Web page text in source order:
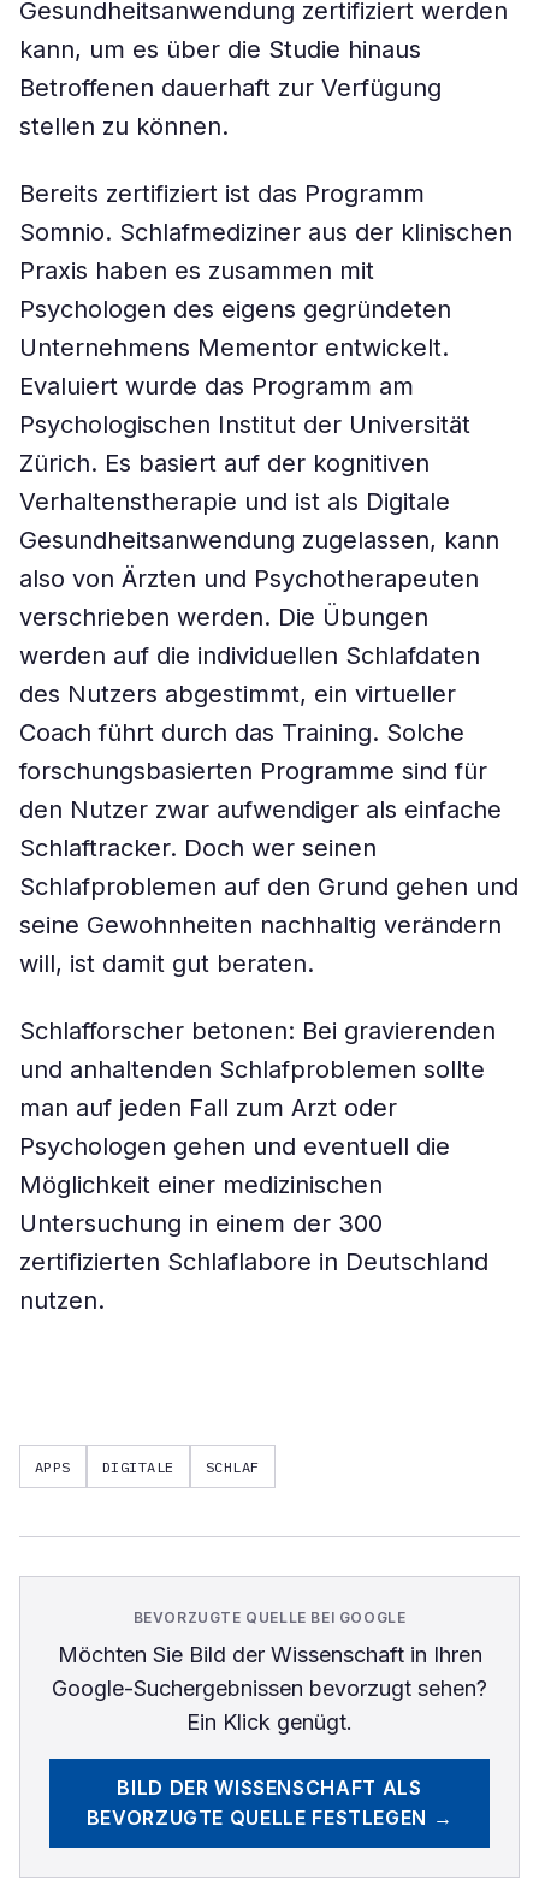
Gesundheitsanwendung zertifiziert werden
kann, um es über die Studie hinaus
Betroffenen dauerhaft zur Verfügung
stellen zu können.
Bereits zertifiziert ist das Programm
Somnio. Schlafmediziner aus der klinischen
Praxis haben es zusammen mit
Psychologen des eigens gegründeten
Unternehmens Mementor entwickelt.
Evaluiert wurde das Programm am
Psychologischen Institut der Universität
Zürich. Es basiert auf der kognitiven
Verhaltenstherapie und ist als Digitale
Gesundheitsanwendung zugelassen, kann
also von Ärzten und Psychotherapeuten
verschrieben werden. Die Übungen
werden auf die individuellen Schlafdaten
des Nutzers abgestimmt, ein virtueller
Coach führt durch das Training. Solche
forschungsbasierten Programme sind für
den Nutzer zwar aufwendiger als einfache
Schlaftracker. Doch wer seinen
Schlafproblemen auf den Grund gehen und
seine Gewohnheiten nachhaltig verändern
will, ist damit gut beraten.
Schlafforscher betonen: Bei gravierenden
und anhaltenden Schlafproblemen sollte
man auf jeden Fall zum Arzt oder
Psychologen gehen und eventuell die
Möglichkeit einer medizinischen
Untersuchung in einem der 300
zertifizierten Schlaflabore in Deutschland
nutzen.
APPS DIGITALE SCHLAF
BEVORZUGTE QUELLE BEI GOOGLE
Möchten Sie Bild der Wissenschaftin Ihren
Google-Suchergebnissen bevorzugt sehen?
Ein Klick genügt.
BILD DER WISSENSCHAFT ALS
BEVORZUGTE QUELLE FESTLEGEN →